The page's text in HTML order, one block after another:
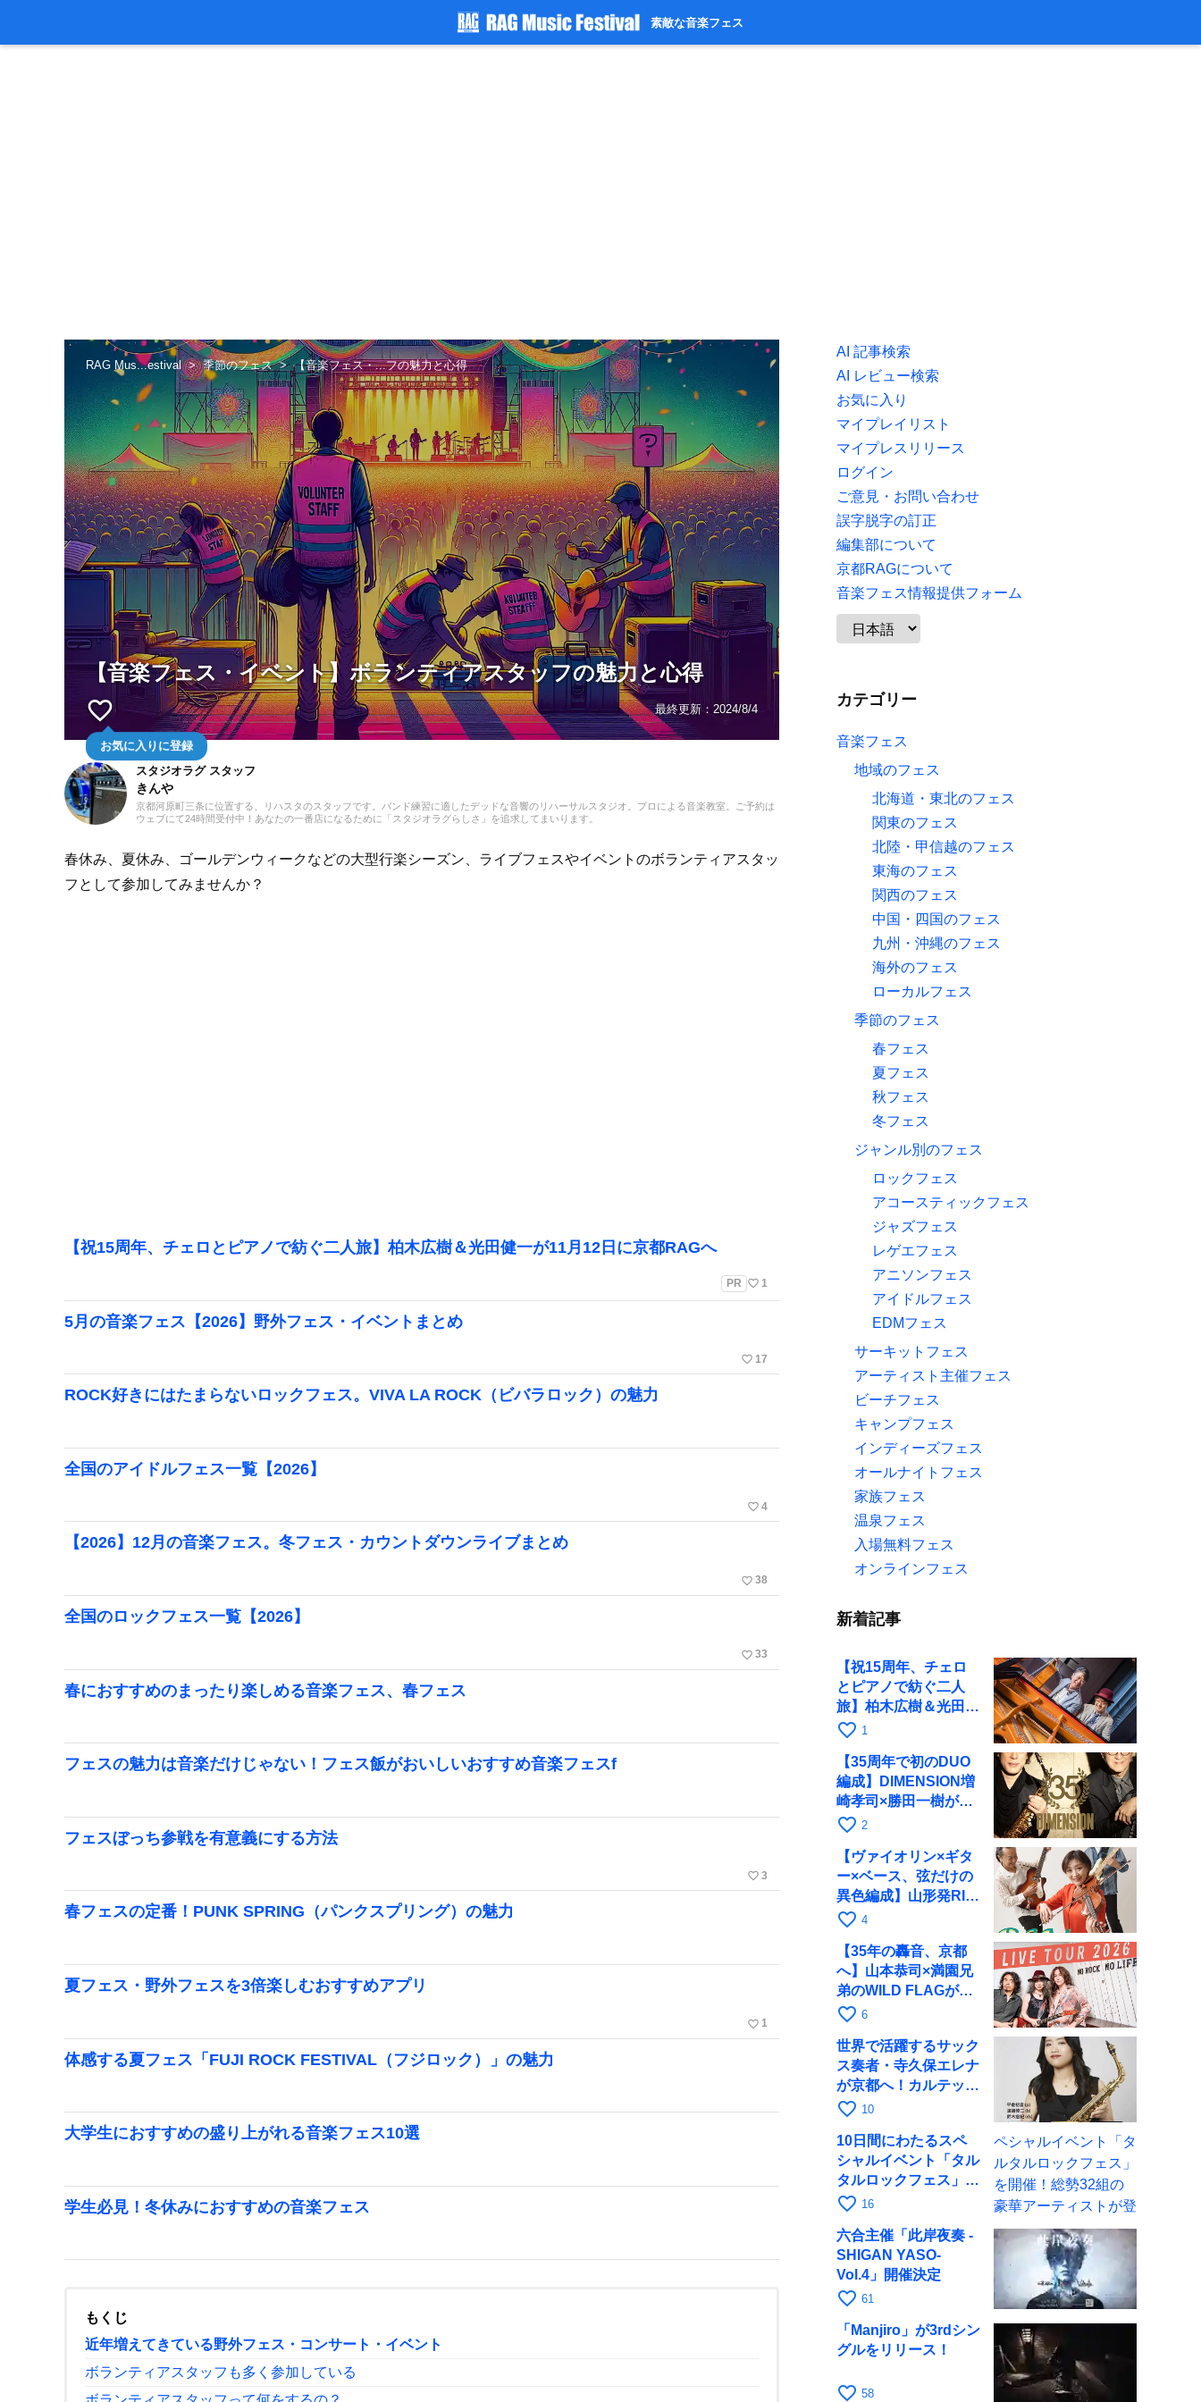
素敵な音楽フェス
RAG Mus...estival 季節のフェス 【音楽フェス・...フの魅力と心得
【音楽フェス・イベント】ボランティアスタッフの魅力と心得
favorite_border
お気に入りに登録
最終更新： 2024/8/4
スタジオラグ スタッフ
きんや
京都河原町三条に位置する、リハスタのスタッフです。バンド練習に適したデッドな音響のリハーサルスタジオ。プロによる音楽教室。ご予約は
ウェブにて24時間受付中！あなたの一番店になるために「スタジオラグらしさ」を追求してまいります。
春休み、夏休み、ゴールデンウィークなどの大型行楽シーズン、ライブフェスやイベントのボランティアスタッ
フとして参加してみませんか？
【祝15周年、チェロとピアノで紡ぐ二人旅】柏木広樹＆光田健一が11月12日に京都RAGへ
PR favorite_border 1
5月の音楽フェス【2026】野外フェス・イベントまとめ
favorite_border 17
ROCK好きにはたまらないロックフェス。VIVA LA ROCK（ビバラロック）の魅力
全国のアイドルフェス一覧【2026】
favorite_border 4
【2026】12月の音楽フェス。冬フェス・カウントダウンライブまとめ
favorite_border 38
全国のロックフェス一覧【2026】
favorite_border 33
春におすすめのまったり楽しめる音楽フェス、春フェス
フェスの魅力は音楽だけじゃない！フェス飯がおいしいおすすめ音楽フェスf
フェスぼっち参戦を有意義にする方法
favorite_border 3
春フェスの定番！PUNK SPRING（パンクスプリング）の魅力
夏フェス・野外フェスを3倍楽しむおすすめアプリ
favorite_border 1
体感する夏フェス「FUJI ROCK FESTIVAL（フジロック）」の魅力
大学生におすすめの盛り上がれる音楽フェス10選
学生必見！冬休みにおすすめの音楽フェス
もくじ
近年増えてきている野外フェス・コンサート・イベント
ボランティアスタッフも多く参加している
AI 記事検索
AI レビュー検索
お気に入り
マイプレイリスト
マイプレスリリース
ログイン
ご意見・お問い合わせ
誤字脱字の訂正
編集部について
京都RAGについて
音楽フェス情報提供フォーム
カテゴリー
音楽フェス
地域のフェス
北海道・東北のフェス
関東のフェス
北陸・甲信越のフェス
東海のフェス
関西のフェス
中国・四国のフェス
九州・沖縄のフェス
海外のフェス
ローカルフェス
季節のフェス
春フェス
夏フェス
秋フェス
冬フェス
ジャンル別のフェス
ロックフェス
アコースティックフェス
ジャズフェス
レゲエフェス
アニソンフェス
アイドルフェス
EDMフェス
サーキットフェス
アーティスト主催フェス
ビーチフェス
キャンプフェス
インディーズフェス
オールナイトフェス
家族フェス
温泉フェス
入場無料フェス
オンラインフェス
新着記事
【祝15周年、チェロ
とピアノで紡ぐ二人
旅】柏木広樹＆光田健
一が11月12日に京都
favorite_border 1
【35周年で初のDUO
編成】DIMENSION増
崎孝司×勝田一樹が10
月11日に京都RAGへ
favorite_border 2
【ヴァイオリン×ギタ
ー×ベース、弦だけの
異色編成】山形発RIM
が初全国ツアーで8月
favorite_border 4
【35年の轟音、京都
へ】山本恭司×満園兄
弟のWILD FLAGが8
月6日にRAGでライブ
favorite_border 6
世界で活躍するサック
ス奏者・寺久保エレナ
が京都へ！カルテッ
ト・ツアー京都公演を
favorite_border 10
10日間にわたるスペ
シャルイベント「タル
タルロックフェス」を
開催！総勢32組の豪
favorite_border 16
六合主催「此岸夜奏 -
SHIGAN YASO-
Vol.4」開催決定
favorite_border 61
「Manjiro」が3rdシン
グルをリリース！
favorite_border 58